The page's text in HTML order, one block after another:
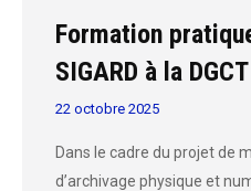
Formation
SIGARD à la
22 octobre 2025
Dans le cadre du projet de
d’archivage physique et